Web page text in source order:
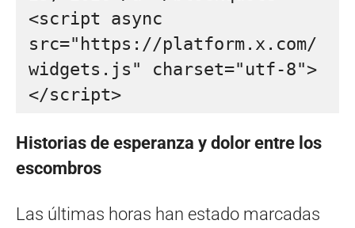
<script async
src="https://platform.x.com/
widgets.js" charset="utf-8">
</script>
Historias de esperanza y dolor entre los
escombros
Las últimas horas han estado marcadas